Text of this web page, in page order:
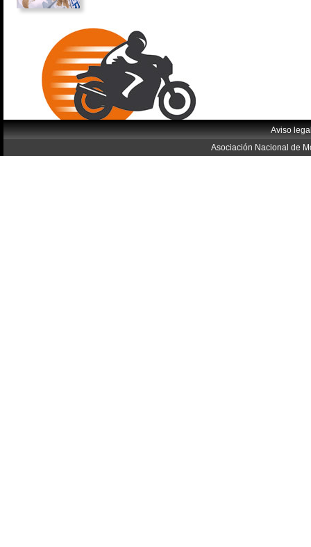
Aviso
Asociación Nacional de